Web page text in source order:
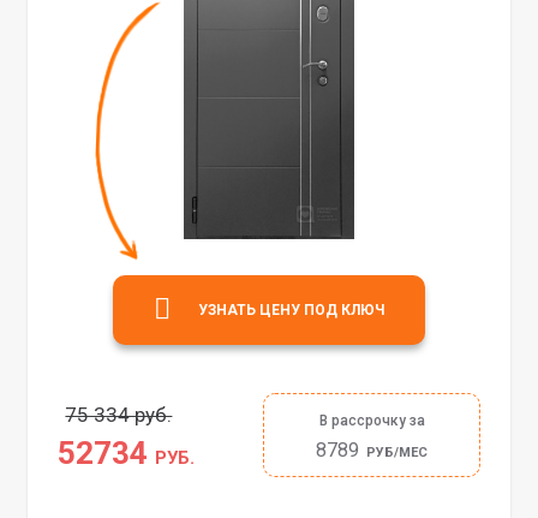
75 334 руб.
52734 РУБ.
В рассрочку за
8789 РУБ/МЕС
УЗНАТЬ ЦЕНУ ПОД КЛЮЧ